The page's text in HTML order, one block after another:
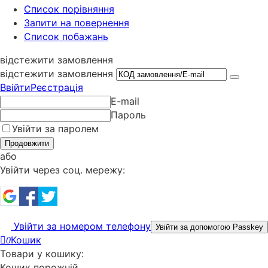
Cписок порівняння
Запити на повернення
Список побажань
відстежити замовлення
відстежити замовлення
ВвійтиРеєстрація
E-mail
Пароль
Увійти за паролем
Продовжити
або
Увійти через соц. мережу:
Увійти за номером телефону Увійти за допомогою Passkey
0Кошик
Товари у кошику: